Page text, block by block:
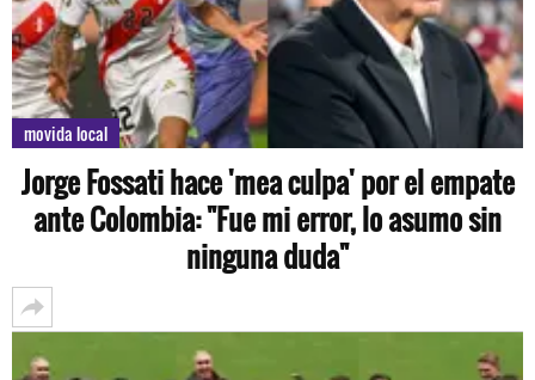
movida local
Jorge Fossati hace 'mea culpa' por el empate
ante Colombia: "Fue mi error, lo asumo sin
ninguna duda"